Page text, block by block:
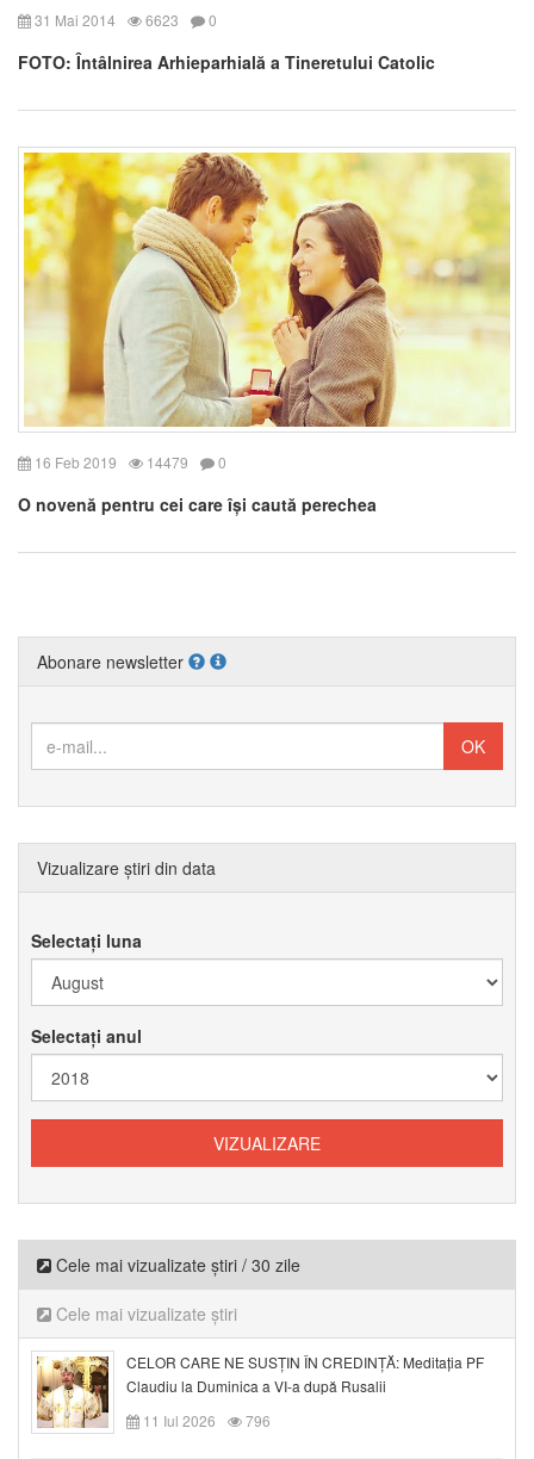
31 Mai 2014 6623 0
FOTO: Întâlnirea Arhieparhială a Tineretului Catolic
16 Feb 2019 14479 0
O novenă pentru cei care își caută perechea
Abonare newsletter
Vizualizare știri din data
Selectați luna
Selectați anul
Cele mai vizualizate știri / 30 zile
Cele mai vizualizate știri
CELOR CARE NE SUSȚIN ÎN CREDINȚĂ: Meditația PF
Claudiu la Duminica a VI-a după Rusalii
11 Iul 2026
796